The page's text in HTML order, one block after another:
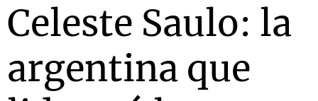
Celeste Saulo: la
argentina que